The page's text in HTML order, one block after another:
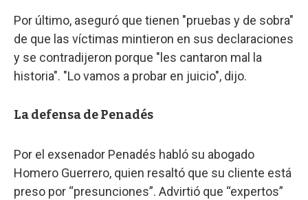
Por último, aseguró que tienen "pruebas y de sobra"
de que las víctimas mintieron en sus declaraciones
y se contradijeron porque "les cantaron mal la
historia". "Lo vamos a probar en juicio", dijo.
La defensa de Penadés
Por el exsenador Penadés habló su abogado
Homero Guerrero, quien resaltó que su cliente está
preso por “presunciones”. Advirtió que “expertos”